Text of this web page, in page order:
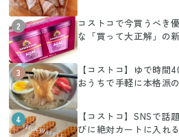
2
コストコで今買うべき
な「買って大正解」の
3
【コストコ】ゆで時間
おうちで手軽に本格派
4
【コストコ】SNSで話
びに絶対カートに入れ